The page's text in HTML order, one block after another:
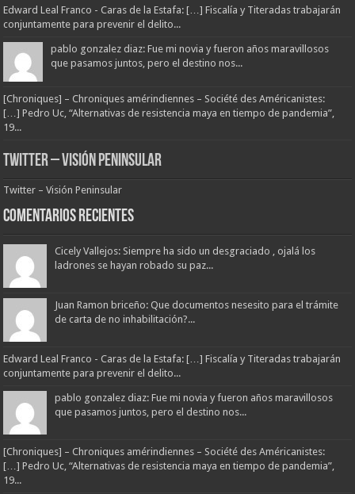
Edward Leal Franco - Caras de la Estafa: […] Fiscalía y Titeradas trabajarán
conjuntamente para prevenir el delito...
pablo gonzalez diaz: Fue mi novia y fueron años maravillosos
que pasamos juntos, pero el destino nos...
[Chroniques] – Chroniques amérindiennes – Société des Américanistes:
[…] Pedro Uc, “Alternativas de resistencia maya en tiempo de pandemia”,
19...
Twitter – Visión Peninsular
Twitter – Visión Peninsular
Comentarios Recientes
Cicely Vallejos: Siempre ha sido un desgraciado , ojalá los
ladrones se hayan robado su paz...
Juan Ramon briceño: Que documentos nesesito para el trámite
de carta de no inhabilitación?...
Edward Leal Franco - Caras de la Estafa: […] Fiscalía y Titeradas trabajarán
conjuntamente para prevenir el delito...
pablo gonzalez diaz: Fue mi novia y fueron años maravillosos
que pasamos juntos, pero el destino nos...
[Chroniques] – Chroniques amérindiennes – Société des Américanistes:
[…] Pedro Uc, “Alternativas de resistencia maya en tiempo de pandemia”,
19...